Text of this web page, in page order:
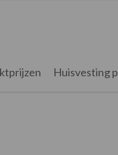
Huisvesting